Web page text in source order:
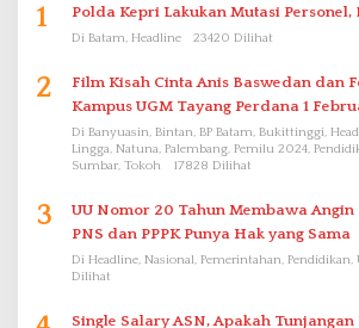
1 Polda Kepri Lakukan Mutasi
Di Batam, Headline 23420 Dilihat
2
Film Kisah Cinta Anis Baswedan dan
Kampus UGM Tayang Perdana 1
Di Banyuasin, Bintan, BP Batam, Bukittinggi,
Lingga, Natuna, Palembang, Pemilu 2024,
Sumbar, Tokoh
17828 Dilihat
3
UU Nomor 20 Tahun Membawa Angin
PNS dan PPPK Punya Hak yang Sama
Di Headline, Nasional, Pemerintahan, Pendidikan,
Dilihat
Single Salary ASN, Apakah Tunjangan